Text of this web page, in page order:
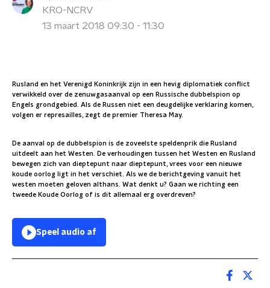
KRO-NCRV
13 maart 2018 09:30 - 11:30
Rusland en het Verenigd Koninkrijk zijn in een hevig diplomatiek conflict
verwikkeld over de zenuwgasaanval op een Russische dubbelspion op
Engels grondgebied. Als de Russen niet een deugdelijke verklaring komen,
volgen er represailles, zegt de premier Theresa May.
De aanval op de dubbelspion is de zoveelste speldenprik die Rusland
uitdeelt aan het Westen. De verhoudingen tussen het Westen en Rusland
bewegen zich van dieptepunt naar dieptepunt, vrees voor een nieuwe
koude oorlog ligt in het verschiet. Als we de berichtgeving vanuit het
westen moeten geloven althans. Wat denkt u? Gaan we richting een
tweede Koude Oorlog of is dit allemaal erg overdreven?
Speel audio af